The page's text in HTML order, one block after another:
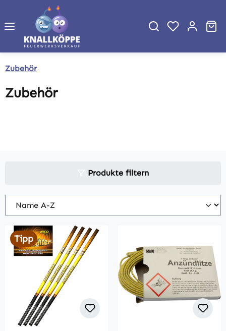
Zum Hauptinhalt springen
Zubehör
Zubehör
Produkte filtern
Tipp